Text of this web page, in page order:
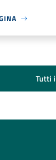
Tutti